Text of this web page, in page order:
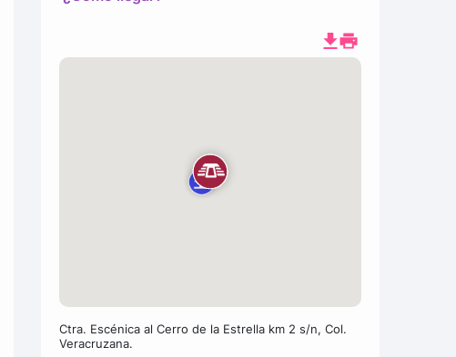
Ctra. Escénica al Cerro de la Estrella km 2 s/n, Col.
Veracruzana.